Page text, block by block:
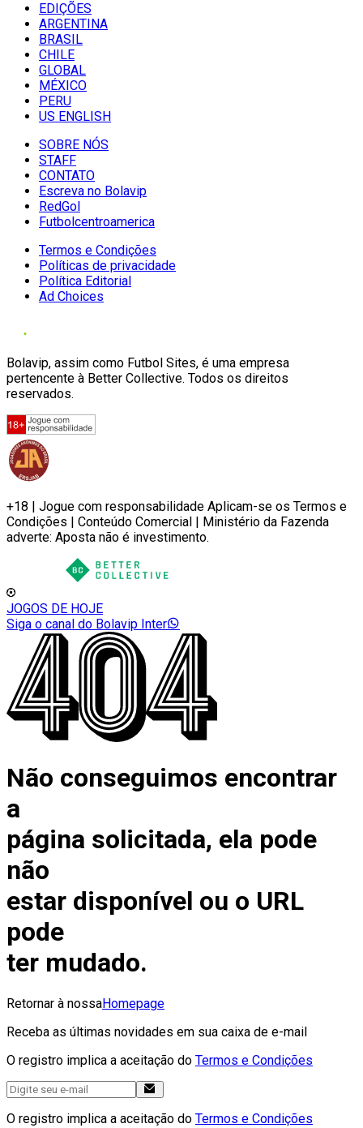
EDIÇÕES
ARGENTINA
BRASIL
CHILE
GLOBAL
MÉXICO
PERU
US ENGLISH
SOBRE NÓS
STAFF
CONTATO
Escreva no Bolavip
RedGol
Futbolcentroamerica
Termos e Condições
Políticas de privacidade
Política Editorial
Ad Choices
Bolavip, assim como Futbol Sites, é uma empresa
pertencente à Better Collective. Todos os direitos
reservados.
+18 | Jogue com responsabilidade Aplicam-se os Termos e
Condições | Conteúdo Comercial | Ministério da Fazenda
adverte: Aposta não é investimento.
JOGOS DE HOJE
Siga o canal do Bolavip Inter
Não conseguimos encontrar
a
página solicitada, ela pode
não
estar disponível ou o URL
pode
ter mudado.
Retornar à nossaHomepage
Receba as últimas novidades em sua caixa de e-mail
O registro implica a aceitação do Termos e Condições
O registro implica a aceitação do Termos e Condições